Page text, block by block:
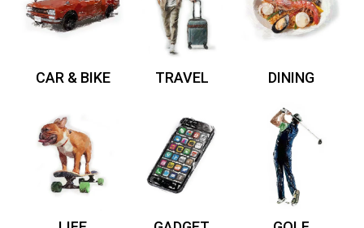
CAR & BIKE TRAVEL DINING